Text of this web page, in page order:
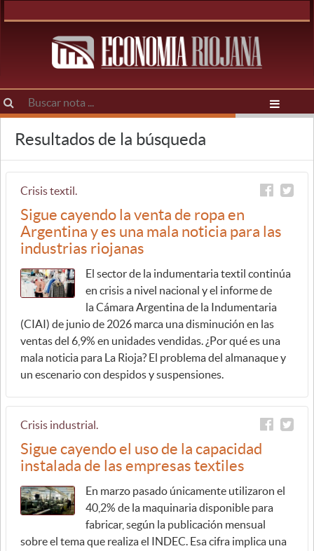
Resultados de la búsqueda
Crisis textil.
Sigue cayendo la venta de ropa en
Argentina y es una mala noticia para las
industrias riojanas
El sector de la indumentaria textil continúa
en crisis a nivel nacional y el informe de
la Cámara Argentina de la Indumentaria
(CIAI) de junio de 2026 marca una disminución en las
ventas del 6,9% en unidades vendidas. ¿Por qué es una
mala noticia para La Rioja? El problema del almanaque y
un escenario con despidos y suspensiones.
Crisis industrial.
Sigue cayendo el uso de la capacidad
instalada de las empresas textiles
En marzo pasado únicamente utilizaron el
40,2% de la maquinaria disponible para
fabricar, según la publicación mensual
sobre el tema que realiza el INDEC. Esa cifra implica una